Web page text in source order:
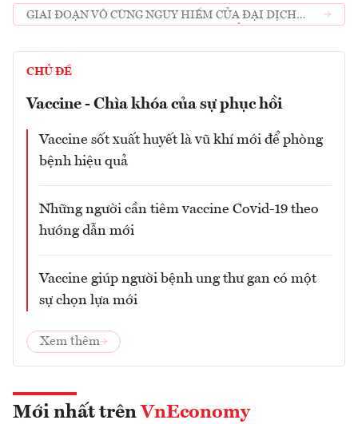
GIAI ĐOẠN VÔ CÙNG NGUY HIỂM CỦA ĐẠI DỊCH
CHỦ ĐỀ
Vaccine - Chìa khóa của sự phục hồi
Vaccine sốt xuất huyết là vũ khí mới để phòng
bệnh hiệu quả
Những người cần tiêm vaccine Covid-19 theo
hướng dẫn mới
Vaccine giúp người bệnh ung thư gan có một
sự chọn lựa mới
Xem thêm
Mới nhất trên VnEconomy